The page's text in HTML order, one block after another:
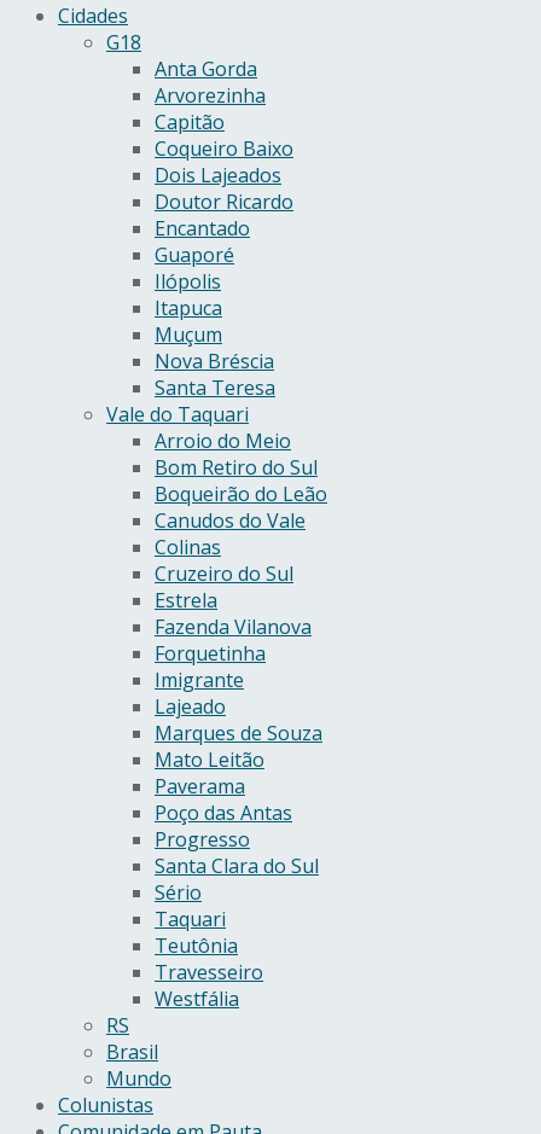
Cidades
G18
Anta Gorda
Arvorezinha
Capitão
Coqueiro Baixo
Dois Lajeados
Doutor Ricardo
Encantado
Guaporé
Ilópolis
Itapuca
Muçum
Nova Bréscia
Santa Teresa
Vale do Taquari
Arroio do Meio
Bom Retiro do Sul
Boqueirão do Leão
Canudos do Vale
Colinas
Cruzeiro do Sul
Estrela
Fazenda Vilanova
Forquetinha
Imigrante
Lajeado
Marques de Souza
Mato Leitão
Paverama
Poço das Antas
Progresso
Santa Clara do Sul
Sério
Taquari
Teutônia
Travesseiro
Westfália
RS
Brasil
Mundo
Colunistas